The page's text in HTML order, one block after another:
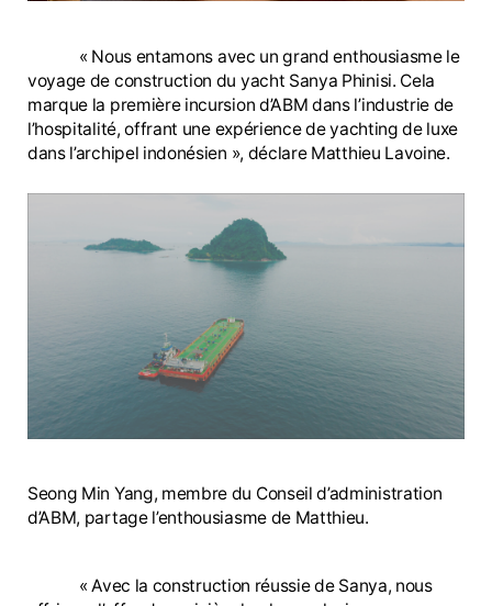
« Nous entamons avec un grand enthousiasme le
voyage de construction du yacht Sanya Phinisi. Cela
marque la première incursion d’ABM dans l’industrie de
l’hospitalité, offrant une expérience de yachting de luxe
dans l’archipel indonésien », déclare Matthieu Lavoine.
Seong Min Yang, membre du Conseil d’administration
d’ABM, partage l’enthousiasme de Matthieu.
« Avec la construction réussie de Sanya, nous